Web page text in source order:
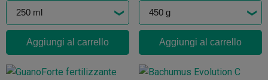
Aggiungi al carrello Aggiungi al carrello